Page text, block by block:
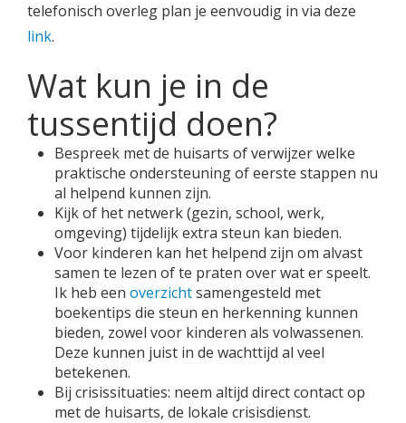
telefonisch overleg plan je eenvoudig in via deze
link.
Wat kun je in de
tussentijd doen?
Bespreek met de huisarts of verwijzer welke
praktische ondersteuning of eerste stappen nu
al helpend kunnen zijn.
Kijk of het netwerk (gezin, school, werk,
omgeving) tijdelijk extra steun kan bieden.
Voor kinderen kan het helpend zijn om alvast
samen te lezen of te praten over wat er speelt.
Ik heb een overzichtsamengesteld met
boekentips die steun en herkenning kunnen
bieden, zowel voor kinderen als volwassenen.
Deze kunnen juist in de wachttijd al veel
betekenen.
Bij crisissituaties: neem altijd direct contact op
met de huisarts, de lokale crisisdienst.